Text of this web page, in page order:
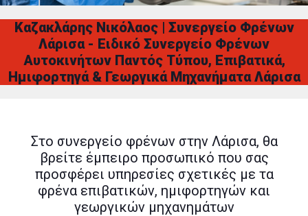
Καζακλάρης Νικόλαος | Συνεργείο Φρένων
Λάρισα - Ειδικό Συνεργείο Φρένων
Αυτοκινήτων Παντός Τύπου, Επιβατικά,
Ημιφορτηγά & Γεωργικά Μηχανήματα Λάρισα
Στο συνεργείο φρένων στην Λάρισα, θα
βρείτε έμπειρο προσωπικό που σας
προσφέρει υπηρεσίες σχετικές με τα
φρένα επιβατικών, ημιφορτηγών και
γεωργικών μηχανημάτων